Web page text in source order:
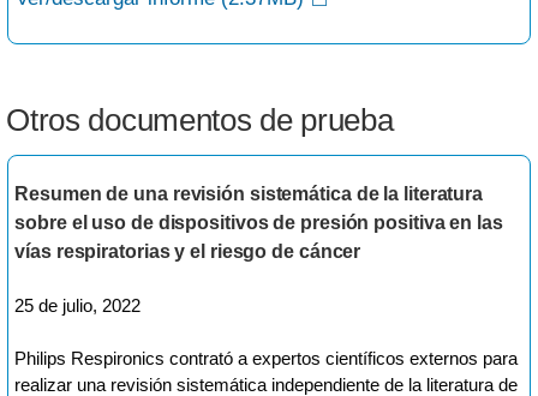
Otros documentos de prueba
Resumen de una revisión sistemática de la literatura
sobre el uso de dispositivos de presión positiva en las
vías respiratorias y el riesgo de cáncer
25 de julio, 2022
Philips Respironics contrató a expertos científicos externos para
realizar una revisión sistemática independiente de la literatura de